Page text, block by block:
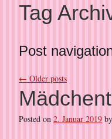
Tag
Post
← Older posts
Posted on 2. Januar 2019 by